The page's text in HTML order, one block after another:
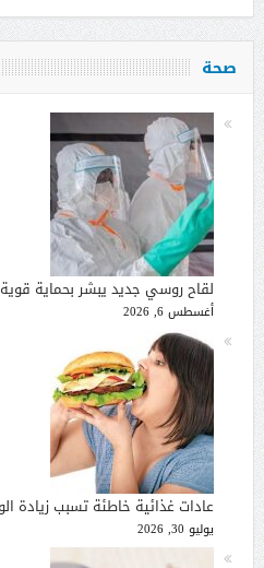
صحة
لقاح روسي جديد يبشر بحماية قوية
أغسطس 6, 2026
عادات غذائية خاطئة تسبب زيادة
يوليو 30, 2026